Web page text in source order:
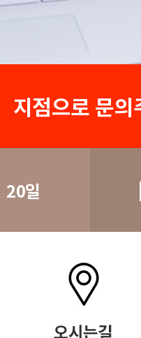
지점으로 문
20일